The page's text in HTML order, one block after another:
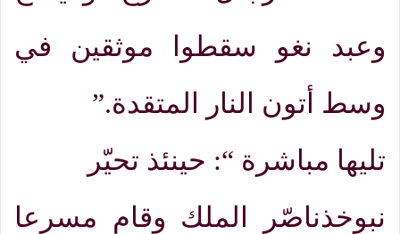
وعبد نغو سقطوا موثقين في
وسط أتون النار المتقدة.”
تليها مباشرة “: حينئذ تحيّر
نبوخذناصّر الملك وقام مسرعا